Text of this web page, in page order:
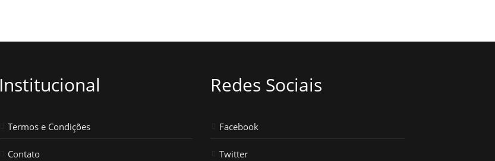
Institucional
Termos e Condições
Contato
Redes Sociais
Facebook
Twitter